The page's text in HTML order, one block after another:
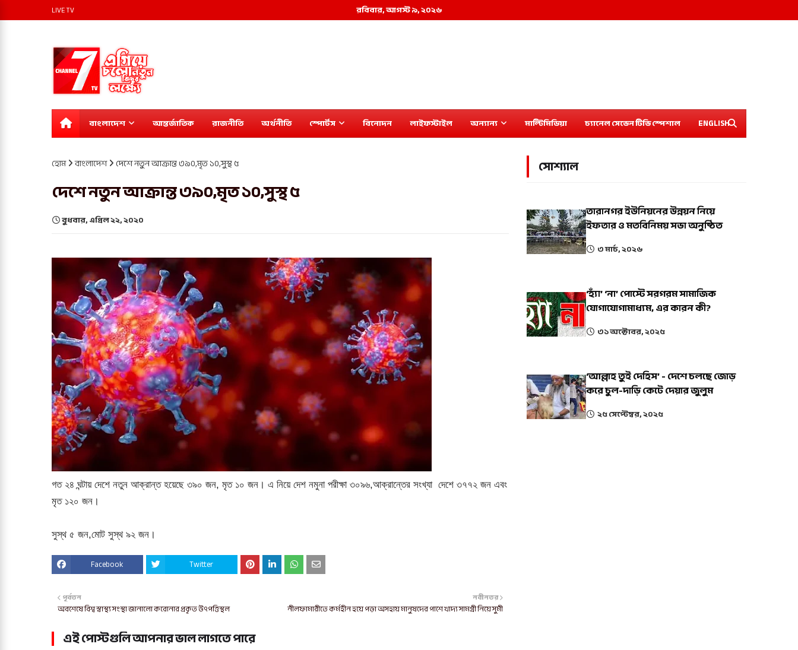
রবিবার, আগস্ট ৯, ২০২৬
LIVE TV
বাংলাদেশ আন্তর্জাতিক রাজনীতি অর্থনীতি স্পোর্টস বিনোদন লাইফস্টাইল অন্যান্য মাল্টিমিডিয়া চ্যানেল সেভেন টিভি স্পেশাল ENGLISH
হোম বাংলাদেশ দেশে নতুন আক্রান্ত ৩৯০,মৃত ১০,সুস্থ ৫
দেশে নতুন আক্রান্ত ৩৯০,মৃত ১০,সুস্থ ৫
বুধবার, এপ্রিল ২২, ২০২০
গত ২৪ ঘন্টায় দেশে নতুন আক্রান্ত হয়েছে ৩৯০ জন, মৃত ১০ জন। এ নিয়ে দেশ নমুনা পরীক্ষা ৩০৯৬,আক্রান্তের সংখ্যা দেশে ৩৭৭২ জন এবং
মৃত ১২০ জন।
সুস্থ ৫ জন,মোট সুস্থ ৯২ জন।
Facebook Twitter
নবীনতর
নীলফামারীতে কর্মহীন হয়ে পড়া অসহায় মানুষদের পাশে খাদ্য সামগ্রী নিয়ে সুমী
পূর্বতন
অবশেষে বিশ্ব স্বাস্থ্য সংস্থা জানালো করোনার প্রকৃত উৎপত্তিস্থল
এই পোস্টগুলি আপনার ভাল লাগতে পারে
সোশ্যাল
তারানগর ইউনিয়নের উন্নয়ন নিয়ে
ইফতার ও মতবিনিময় সভা অনুষ্ঠিত
৩ মার্চ, ২০২৬
‘হ্যাঁ’ ‘না’ পোস্টে সরগরম সামাজিক
যোগাযোগামাধ্যম, এর কারন কী?
৩১ অক্টোবর, ২০২৫
‘আল্লাহ তুই দেহিস’ - দেশে চলছে জোড়
করে চুল-দাড়ি কেটে দেয়ার জুলুম
২৫ সেপ্টেম্বর, ২০২৫